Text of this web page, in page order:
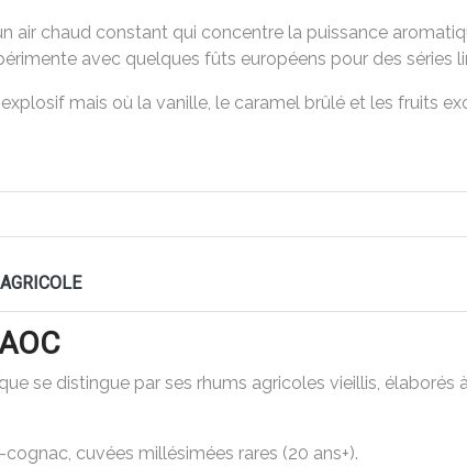
air chaud constant qui concentre la puissance
avec quelques fûts européens pour des séries
mais où la vanille, le caramel brûlé et les fruits
se distingue par ses rhums agricoles vieillis, élaborés
cuvées millésimées rares (20 ans+).